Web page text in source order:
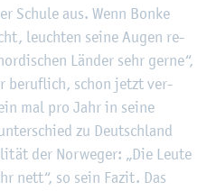
Schu­le aus. Wenn Bonke
leuch­ten seine Augen re­
Län­der sehr gerne“,
be­ruf­lich, schon jetzt ver­
mal pro Jahr in seine
zu Deutsch­land
der Nor­we­ger: „Die Leute
nett“, so sein Fazit. Das